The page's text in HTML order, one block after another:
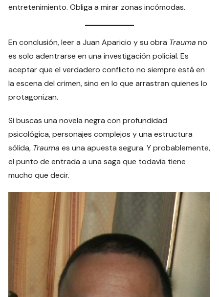
entretenimiento. Obliga a mirar zonas incómodas.
En conclusión, leer a Juan Aparicio y su obra Trauma no
es solo adentrarse en una investigación policial. Es
aceptar que el verdadero conflicto no siempre está en
la escena del crimen, sino en lo que arrastran quienes lo
protagonizan.
Si buscas una novela negra con profundidad
psicológica, personajes complejos y una estructura
sólida, Trauma es una apuesta segura. Y probablemente,
el punto de entrada a una saga que todavía tiene
mucho que decir.